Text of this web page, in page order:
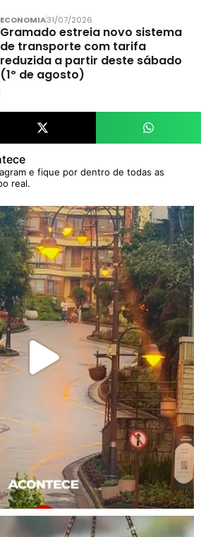
ECONOMIA31/07/2026
Gramado estreia novo sistema
de transporte com tarifa
reduzida a partir deste sábado
(1º de agosto)
e fique por dentro de todas as
real.